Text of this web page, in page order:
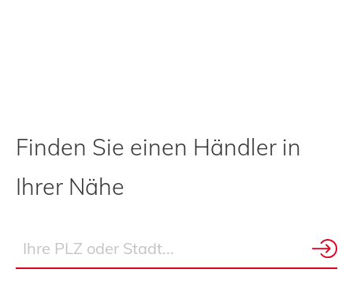
Finden Sie einen Händler in
Ihrer Nähe